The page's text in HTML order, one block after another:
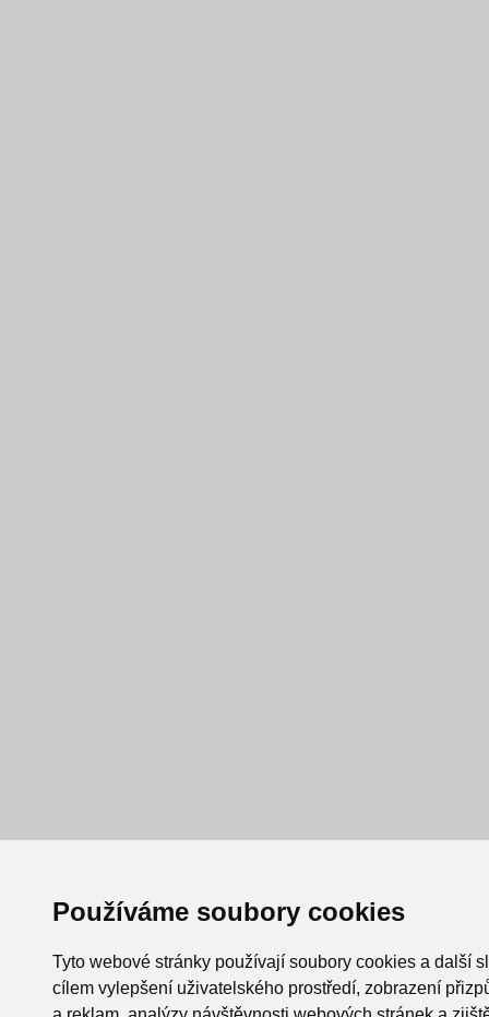
Používáme soubory cookies
Tyto webové stránky používají soubory cookies a další
cílem vylepšení uživatelského prostředí, zobrazení